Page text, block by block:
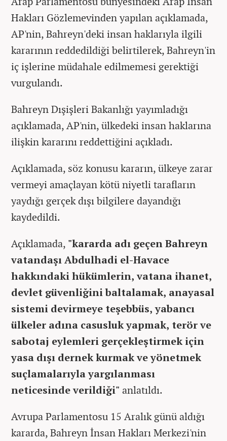
Hakları Gözlemevinden yapılan açıklamada,
AP'nin, Bahreyn'deki insan haklarıyla ilgili
kararının reddedildiği belirtilerek, Bahreyn'in
iç işlerine müdahale edilmemesi gerektiği
vurgulandı.
Bahreyn Dışişleri Bakanlığı yayımladığı
açıklamada, AP'nin, ülkedeki insan haklarına
ilişkin kararını reddettiğini açıkladı.
Açıklamada, söz konusu kararın, ülkeye zarar
vermeyi amaçlayan kötü niyetli tarafların
yaydığı gerçek dışı bilgilere dayandığı
kaydedildi.
Açıklamada, "kararda adı geçen Bahreyn
vatandaşı Abdulhadi el-Havace
hakkındaki hükümlerin, vatana ihanet,
devlet güvenliğini baltalamak, anayasal
sistemi devirmeye teşebbüs, yabancı
ülkeler adına casusluk yapmak, terör ve
sabotaj eylemleri gerçekleştirmek için
yasa dışı dernek kurmak ve yönetmek
suçlamalarıyla yargılanması
neticesinde verildiği" anlatıldı.
Avrupa Parlamentosu 15 Aralık günü aldığı
kararda, Bahreyn İnsan Hakları Merkezi'nin